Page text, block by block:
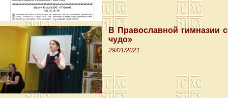
В Православной гимназии
чудо»
29/01/2021